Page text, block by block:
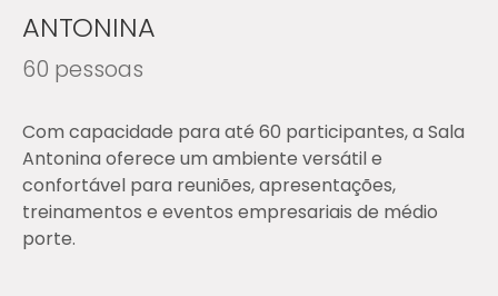
ANTONINA
60 pessoas
Com capacidade para até 60 participantes, a Sala
Antonina oferece um ambiente versátil e
confortável para reuniões, apresentações,
treinamentos e eventos empresariais de médio
porte.